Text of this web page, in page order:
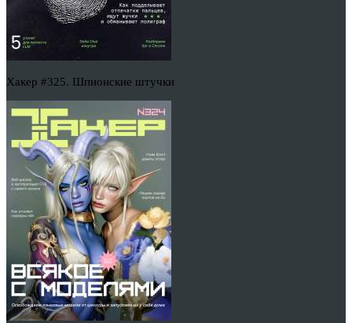
Хакер #325. Шпионские штучки